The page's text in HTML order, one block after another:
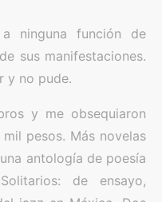
ninguna función de
sus manifestaciones.
y no pude.
y me obsequiaron
pesos. Más novelas
antología de poesía
de ensayo,